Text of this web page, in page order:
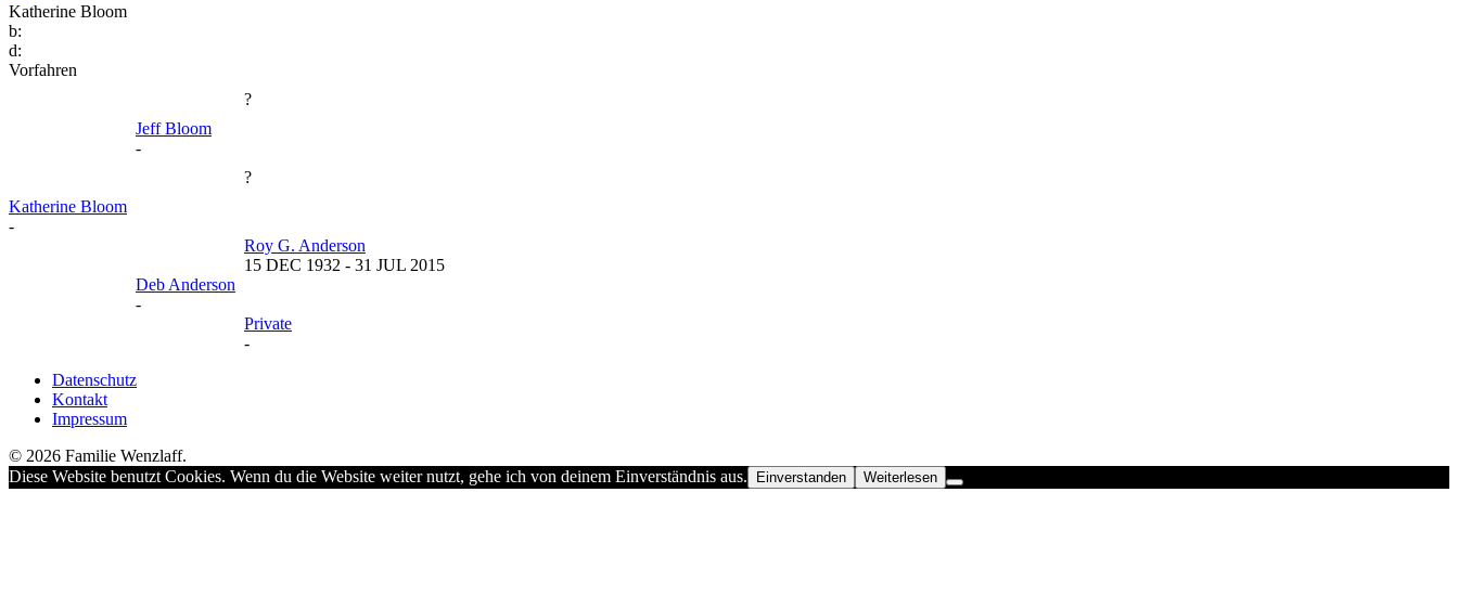
Katherine Bloom
b:
d:
Vorfahren
?
Jeff Bloom
-
?
Katherine Bloom
-
Roy G. Anderson
15 DEC 1932 - 31 JUL 2015
Deb Anderson
-
Private
-
Datenschutz
Kontakt
Impressum
© 2026 Familie Wenzlaff.
Diese Website benutzt Cookies. Wenn du die Website weiter nutzt, gehe ich von deinem Einverständnis aus.
Einverstanden Weiterlesen